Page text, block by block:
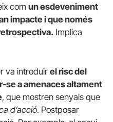
com un esdeveniment
impacte i que només
Implica
va introduirel risc del
se a amenaces altament
, que mostren senyals que
d’acció. Postposar